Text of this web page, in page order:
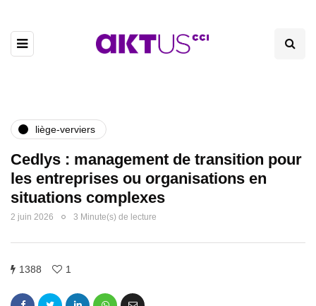
liège-verviers
Cedlys : management de transition pour
les entreprises ou organisations en
situations complexes
2 juin 2026 3 Minute(s) de lecture
1388 1